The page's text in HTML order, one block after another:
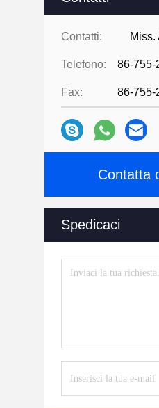
Contatti: Miss.
Telefono: 86-755-
Fax: 86-755-
Contatta
Spedicaci